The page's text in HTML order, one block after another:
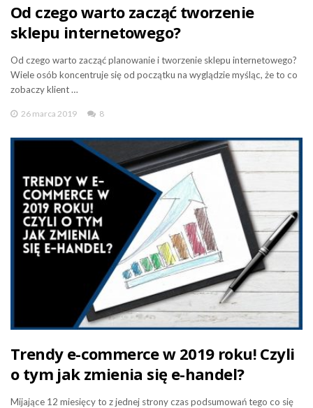
Od czego warto zacząć tworzenie
sklepu internetowego?
Od czego warto zacząć planowanie i tworzenie sklepu internetowego?
Wiele osób koncentruje się od początku na wyglądzie myśląc, że to co
zobaczy klient …
26 marca 2019 8
Trendy e-commerce w 2019 roku! Czyli
o tym jak zmienia się e-handel?
Mijające 12 miesięcy to z jednej strony czas podsumowań tego co się